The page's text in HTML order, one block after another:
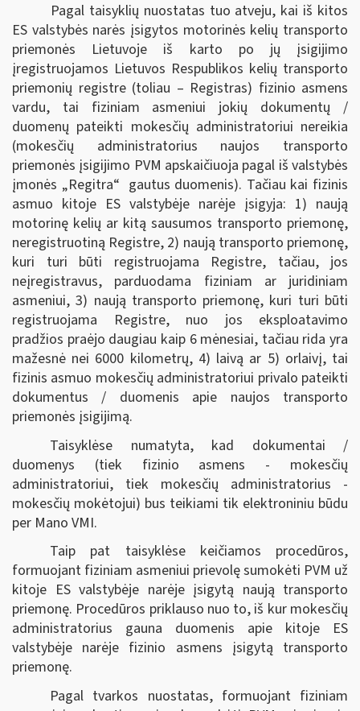
Pagal taisyklių nuostatas tuo atveju, kai iš kitos
ES valstybės narės įsigytos motorinės kelių transporto
priemonės Lietuvoje iš karto po jų įsigijimo
įregistruojamos Lietuvos Respublikos kelių transporto
priemonių registre (toliau – Registras) fizinio asmens
vardu, tai fiziniam asmeniui jokių dokumentų /
duomenų pateikti mokesčių administratoriui nereikia
(mokesčių administratorius naujos transporto
priemonės įsigijimo PVM apskaičiuoja pagal iš valstybės
įmonės „Regitra“ gautus duomenis). Tačiau kai fizinis
asmuo kitoje ES valstybėje narėje įsigyja: 1) naują
motorinę kelių ar kitą sausumos transporto priemonę,
neregistruotiną Registre, 2) naują transporto priemonę,
kuri turi būti registruojama Registre, tačiau, jos
neįregistravus, parduodama fiziniam ar juridiniam
asmeniui, 3) naują transporto priemonę, kuri turi būti
registruojama Registre, nuo jos eksploatavimo
pradžios praėjo daugiau kaip 6 mėnesiai, tačiau rida yra
mažesnė nei 6000 kilometrų, 4) laivą ar 5) orlaivį, tai
fizinis asmuo mokesčių administratoriui privalo pateikti
dokumentus / duomenis apie naujos transporto
priemonės įsigijimą.
Taisyklėse numatyta, kad dokumentai /
duomenys (tiek fizinio asmens - mokesčių
administratoriui, tiek mokesčių administratorius -
mokesčių mokėtojui) bus teikiami tik elektroniniu būdu
per Mano VMI.
Taip pat taisyklėse keičiamos procedūros,
formuojant fiziniam asmeniui prievolę sumokėti PVM už
kitoje ES valstybėje narėje įsigytą naują transporto
priemonę. Procedūros priklauso nuo to, iš kur mokesčių
administratorius gauna duomenis apie kitoje ES
valstybėje narėje fizinio asmens įsigytą transporto
priemonę.
Pagal tvarkos nuostatas, formuojant fiziniam